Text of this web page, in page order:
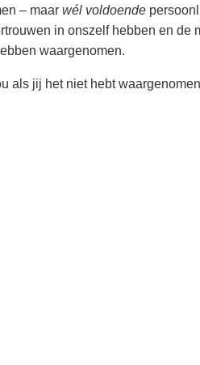
– maar wél voldoende
in onszelf hebben en de
waargenomen.
als jij het niet hebt